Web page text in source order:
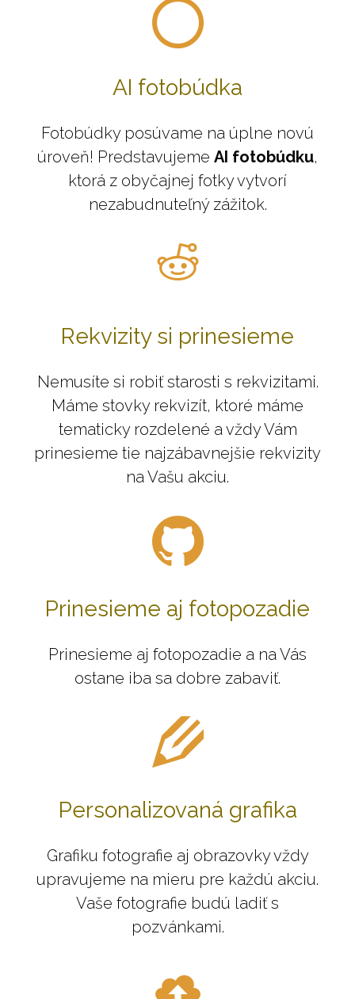
AI fotobúdka
Fotobúdky posúvame na úplne novú
úroveň! Predstavujeme AI fotobúdku,
ktorá z obyčajnej fotky vytvorí
nezabudnuteľný zážitok.
Rekvizity si prinesieme
Nemusíte si robiť starosti s rekvizitami.
Máme stovky rekvizít, ktoré máme
tematicky rozdelené a vždy Vám
prinesieme tie najzábavnejšie rekvizity
na Vašu akciu.
Prinesieme aj fotopozadie
Prinesieme aj fotopozadie a na Vás
ostane iba sa dobre zabaviť.
Personalizovaná grafika
Grafiku fotografie aj obrazovky vždy
upravujeme na mieru pre každú akciu.
Vaše fotografie budú ladiť s
pozvánkami.